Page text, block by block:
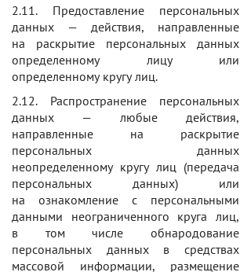
2.11. Предоставление персональных
данных — действия, направленные
на раскрытие персональных данных
определенному лицу или
определенному кругу лиц.
2.12. Распространение персональных
данных — любые действия,
направленные на раскрытие
персональных данных
неопределенному кругу лиц (передача
персональных данных) или
на ознакомление с персональными
данными неограниченного круга лиц,
в том числе обнародование
персональных данных в средствах
массовой информации, размещение